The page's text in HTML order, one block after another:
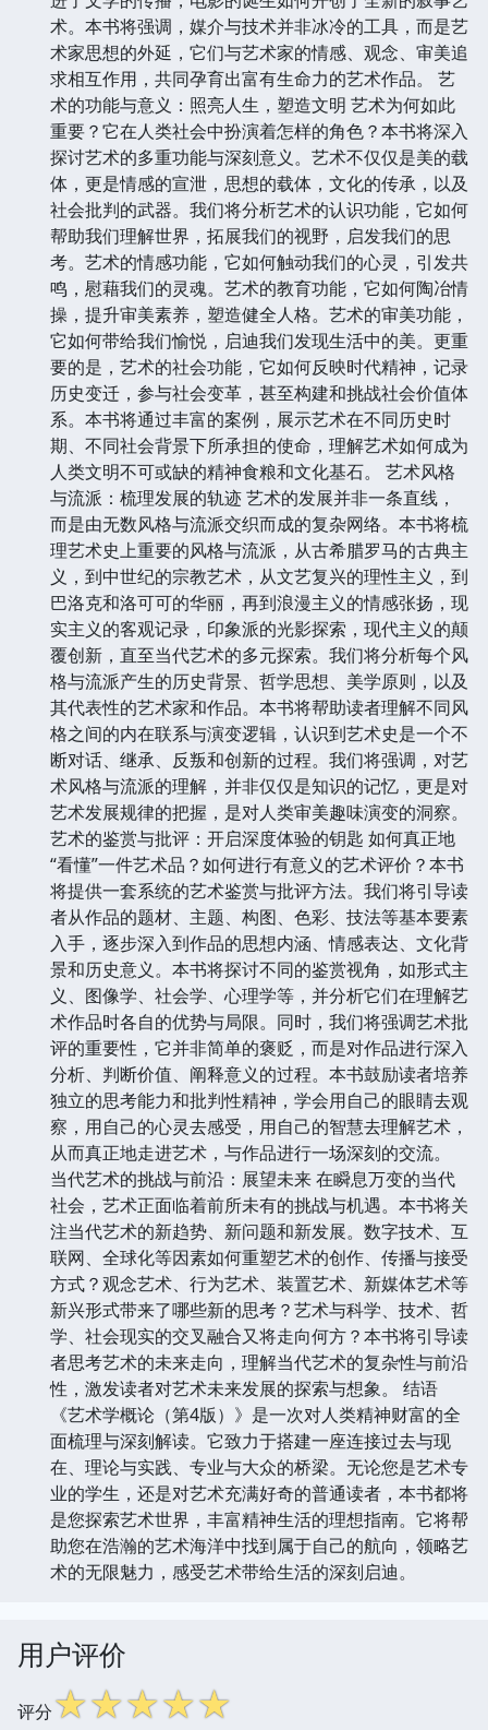
术。本书将强调，媒介与技术并非冰冷的工具，而是艺
术家思想的外延，它们与艺术家的情感、观念、审美追
求相互作用，共同孕育出富有生命力的艺术作品。 艺
术的功能与意义：照亮人生，塑造文明 艺术为何如此
重要？它在人类社会中扮演着怎样的角色？本书将深入
探讨艺术的多重功能与深刻意义。艺术不仅仅是美的载
体，更是情感的宣泄，思想的载体，文化的传承，以及
社会批判的武器。我们将分析艺术的认识功能，它如何
帮助我们理解世界，拓展我们的视野，启发我们的思
考。艺术的情感功能，它如何触动我们的心灵，引发共
鸣，慰藉我们的灵魂。艺术的教育功能，它如何陶冶情
操，提升审美素养，塑造健全人格。艺术的审美功能，
它如何带给我们愉悦，启迪我们发现生活中的美。更重
要的是，艺术的社会功能，它如何反映时代精神，记录
历史变迁，参与社会变革，甚至构建和挑战社会价值体
系。本书将通过丰富的案例，展示艺术在不同历史时
期、不同社会背景下所承担的使命，理解艺术如何成为
人类文明不可或缺的精神食粮和文化基石。 艺术风格
与流派：梳理发展的轨迹 艺术的发展并非一条直线，
而是由无数风格与流派交织而成的复杂网络。本书将梳
理艺术史上重要的风格与流派，从古希腊罗马的古典主
义，到中世纪的宗教艺术，从文艺复兴的理性主义，到
巴洛克和洛可可的华丽，再到浪漫主义的情感张扬，现
实主义的客观记录，印象派的光影探索，现代主义的颠
覆创新，直至当代艺术的多元探索。我们将分析每个风
格与流派产生的历史背景、哲学思想、美学原则，以及
其代表性的艺术家和作品。本书将帮助读者理解不同风
格之间的内在联系与演变逻辑，认识到艺术史是一个不
断对话、继承、反叛和创新的过程。我们将强调，对艺
术风格与流派的理解，并非仅仅是知识的记忆，更是对
艺术发展规律的把握，是对人类审美趣味演变的洞察。
艺术的鉴赏与批评：开启深度体验的钥匙 如何真正地
“看懂”一件艺术品？如何进行有意义的艺术评价？本书
将提供一套系统的艺术鉴赏与批评方法。我们将引导读
者从作品的题材、主题、构图、色彩、技法等基本要素
入手，逐步深入到作品的思想内涵、情感表达、文化背
景和历史意义。本书将探讨不同的鉴赏视角，如形式主
义、图像学、社会学、心理学等，并分析它们在理解艺
术作品时各自的优势与局限。同时，我们将强调艺术批
评的重要性，它并非简单的褒贬，而是对作品进行深入
分析、判断价值、阐释意义的过程。本书鼓励读者培养
独立的思考能力和批判性精神，学会用自己的眼睛去观
察，用自己的心灵去感受，用自己的智慧去理解艺术，
从而真正地走进艺术，与作品进行一场深刻的交流。
当代艺术的挑战与前沿：展望未来 在瞬息万变的当代
社会，艺术正面临着前所未有的挑战与机遇。本书将关
注当代艺术的新趋势、新问题和新发展。数字技术、互
联网、全球化等因素如何重塑艺术的创作、传播与接受
方式？观念艺术、行为艺术、装置艺术、新媒体艺术等
新兴形式带来了哪些新的思考？艺术与科学、技术、哲
学、社会现实的交叉融合又将走向何方？本书将引导读
者思考艺术的未来走向，理解当代艺术的复杂性与前沿
性，激发读者对艺术未来发展的探索与想象。 结语
《艺术学概论（第4版）》是一次对人类精神财富的全
面梳理与深刻解读。它致力于搭建一座连接过去与现
在、理论与实践、专业与大众的桥梁。无论您是艺术专
业的学生，还是对艺术充满好奇的普通读者，本书都将
是您探索艺术世界，丰富精神生活的理想指南。它将帮
助您在浩瀚的艺术海洋中找到属于自己的航向，领略艺
术的无限魅力，感受艺术带给生活的深刻启迪。
用户评价
评分☆☆☆☆☆